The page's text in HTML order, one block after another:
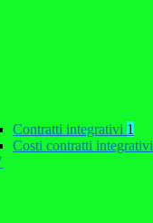
Contratti integrativi 1
Costi contratti integrativi